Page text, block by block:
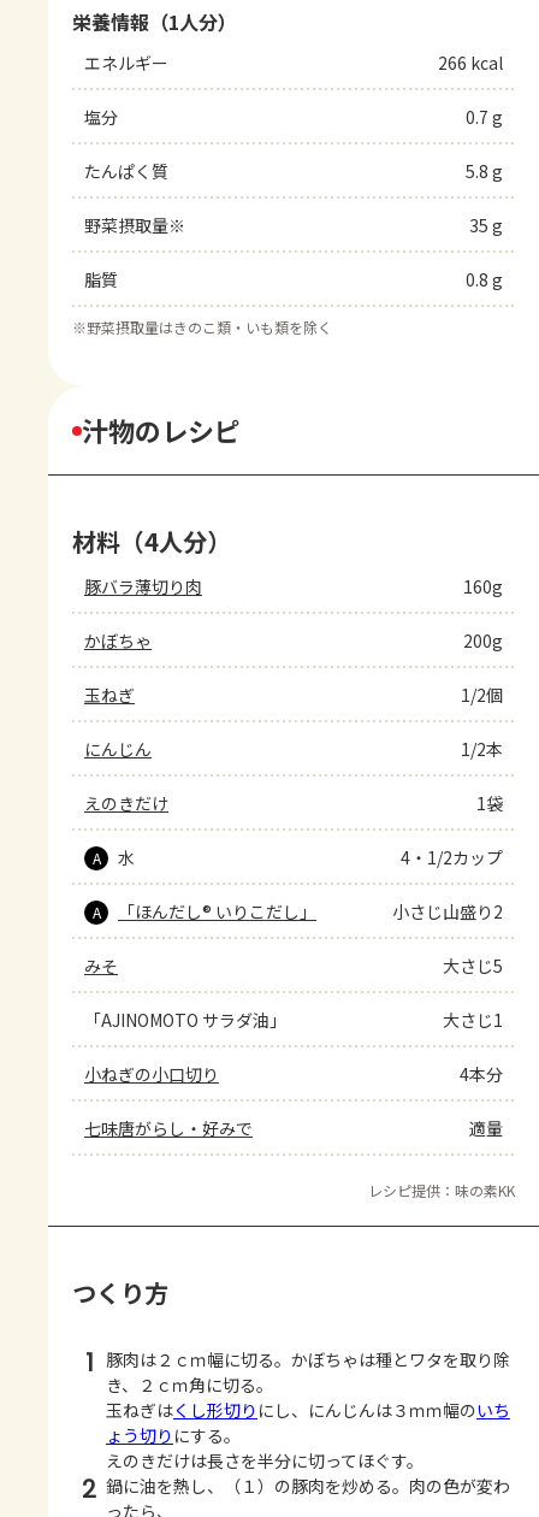
栄養情報（1人分）
エネルギー 266 kcal
塩分 0.7 g
たんぱく質 5.8 g
野菜摂取量※ 35 g
脂質 0.8 g
※野菜摂取量はきのこ類・いも類を除く
汁物のレシピ
材料（4人分）
豚バラ薄切り肉 160g
かぼちゃ 200g
玉ねぎ 1/2個
にんじん 1/2本
えのきだけ 1袋
A 水 4・1/2カップ
A 「ほんだし® いりこだし」 小さじ山盛り2
みそ 大さじ5
「AJINOMOTO サラダ油」 大さじ1
小ねぎの小口切り 4本分
七味唐がらし・好みで 適量
レシピ提供：味の素KK
つくり方
1 豚肉は２ｃｍ幅に切る。かぼちゃは種とワタを取り除
き、２ｃｍ角に切る。
玉ねぎはくし形切り にし、にんじんは３ｍｍ幅のいち
ょう切り にする。
えのきだけは長さを半分に切ってほぐす。
2 鍋に油を熱し、（１）の豚肉を炒める。肉の色が変わ
ったら、